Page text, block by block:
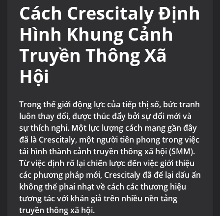
Cách Crescitaly Định
Hình Khung Cảnh
Truyền Thông Xã
Hội
Trong thế giới động lực của tiếp thị số, bức tranh
luôn thay đổi, được thúc đẩy bởi sự đổi mới và
sự thích nghi. Một lực lượng cách mạng gần đây
đã là Crescitaly, một người tiên phong trong việc
tái hình thành cảnh truyền thông xã hội (SMM).
Từ việc định rõ lại chiến lược đến việc giới thiệu
các phương pháp mới, Crescitaly đã để lại dấu ấn
không thể phai nhạt về cách các thương hiệu
tương tác với khán giả trên nhiều nền tảng
truyền thông xã hội.